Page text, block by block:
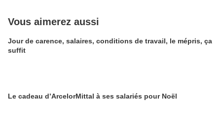
Vous aimerez aussi
Jour de carence, salaires, conditions de travail, le mépris, ça
suffit
Le cadeau d’ArcelorMittal à ses salariés pour Noël